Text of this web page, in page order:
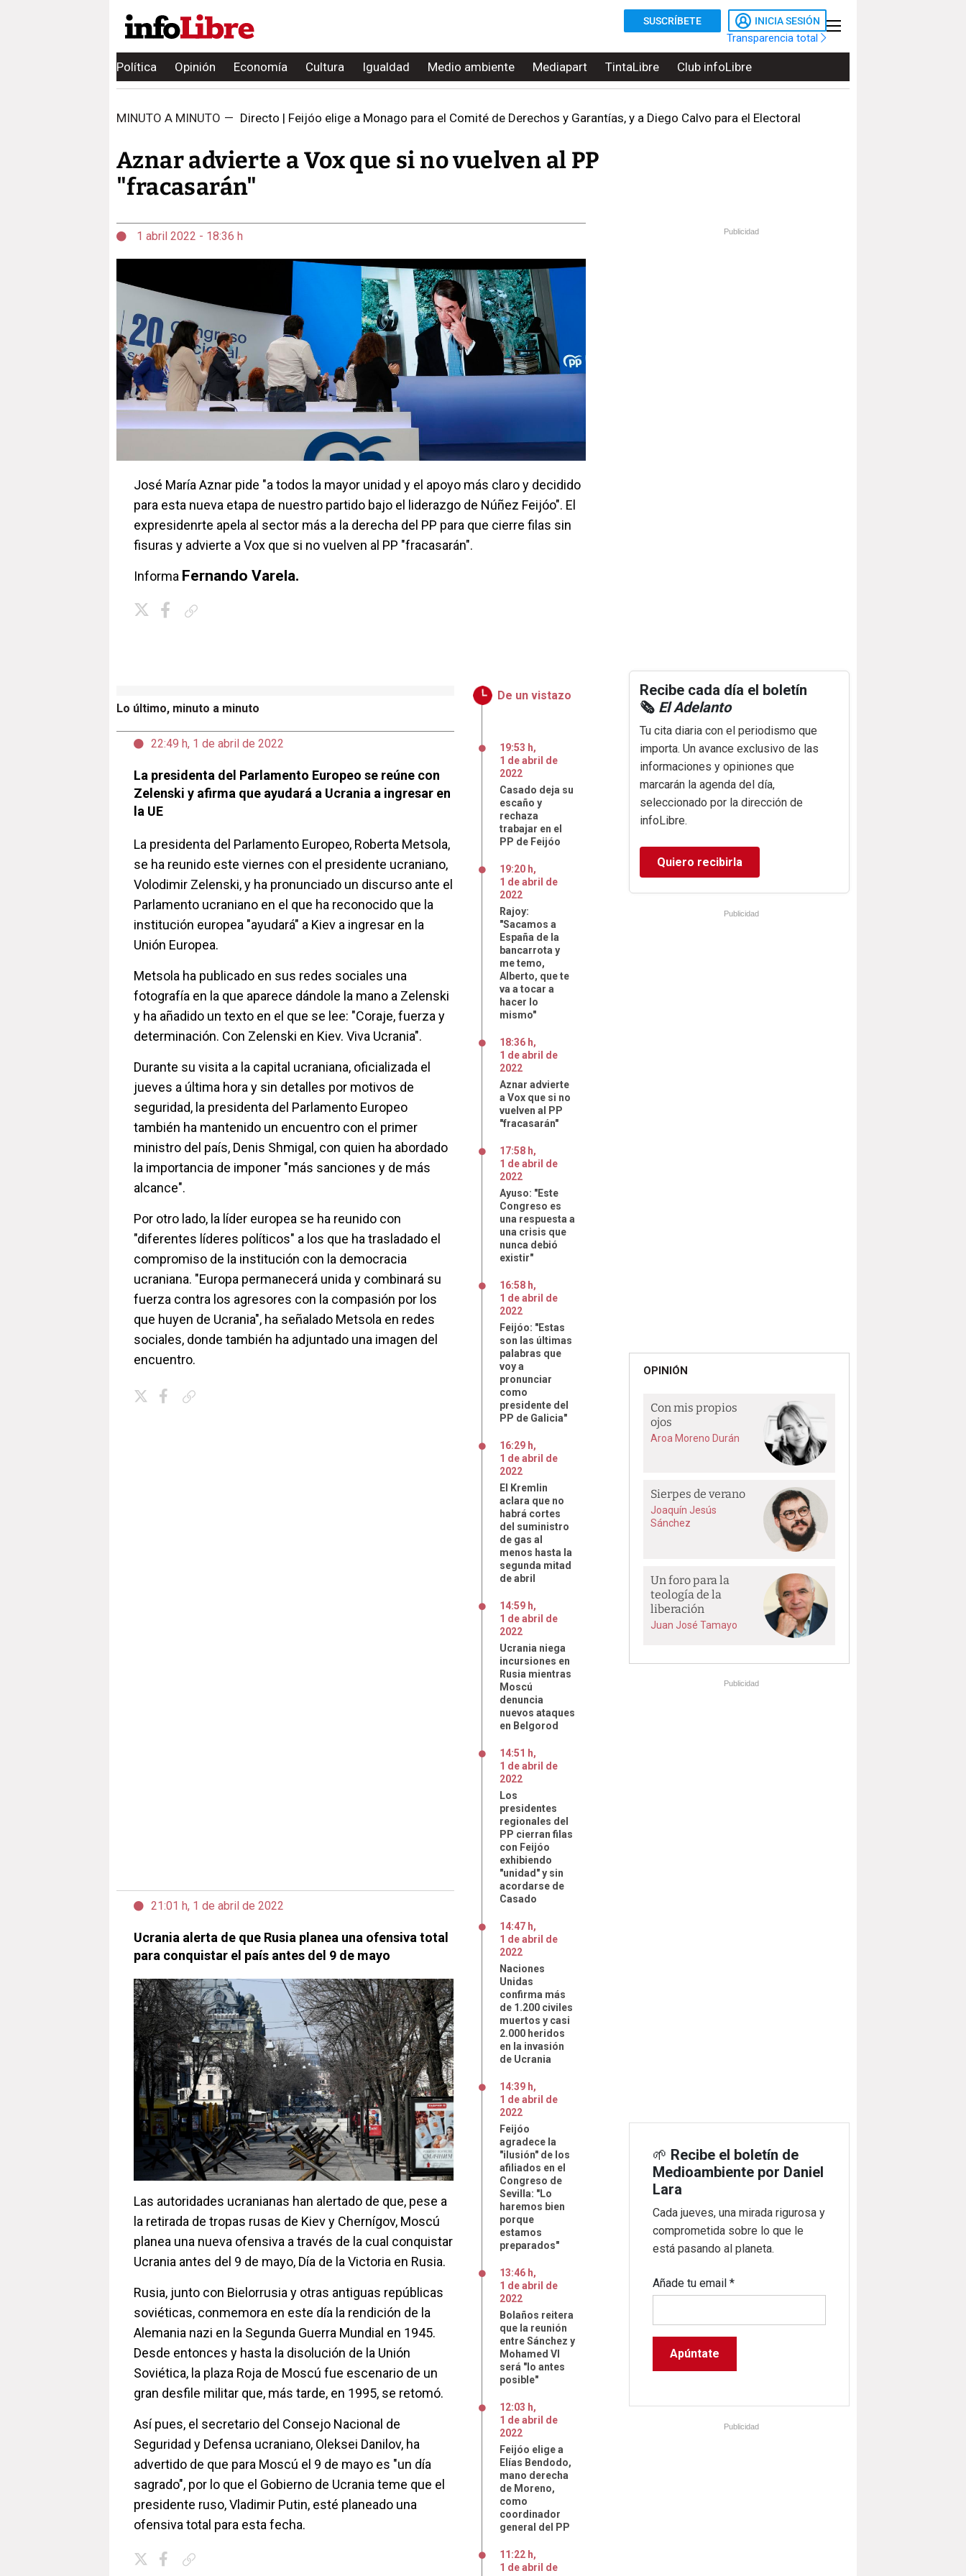
SUSCRÍBETE INICIA SESIÓN
Transparencia total
Política Opinión Economía Cultura Igualdad Medio ambiente Mediapart TintaLibre Club infoLibre
MINUTO A MINUTO — Directo | Feijóo elige a Monago para el Comité de Derechos y Garantías, y a Diego Calvo para el Electoral
Aznar advierte a Vox que si no vuelven al PP
"fracasarán"
1 abril 2022 - 18:36 h
José María Aznar pide "a todos la mayor unidad y el apoyo más claro y decidido
para esta nueva etapa de nuestro partido bajo el liderazgo de Núñez Feijóo". El
expresidenrte apela al sector más a la derecha del PP para que cierre filas sin
fisuras y advierte a Vox que si no vuelven al PP "fracasarán".
Informa Fernando Varela.
Lo último, minuto a minuto
22:49 h, 1 de abril de 2022
La presidenta del Parlamento Europeo se reúne con
Zelenski y afirma que ayudará a Ucrania a ingresar en
la UE
La presidenta del Parlamento Europeo, Roberta Metsola,
se ha reunido este viernes con el presidente ucraniano,
Volodimir Zelenski, y ha pronunciado un discurso ante el
Parlamento ucraniano en el que ha reconocido que la
institución europea "ayudará" a Kiev a ingresar en la
Unión Europea.
Metsola ha publicado en sus redes sociales una
fotografía en la que aparece dándole la mano a Zelenski
y ha añadido un texto en el que se lee: "Coraje, fuerza y
determinación. Con Zelenski en Kiev. Viva Ucrania".
Durante su visita a la capital ucraniana, oficializada el
jueves a última hora y sin detalles por motivos de
seguridad, la presidenta del Parlamento Europeo
también ha mantenido un encuentro con el primer
ministro del país, Denis Shmigal, con quien ha abordado
la importancia de imponer "más sanciones y de más
alcance".
Por otro lado, la líder europea se ha reunido con
"diferentes líderes políticos" a los que ha trasladado el
compromiso de la institución con la democracia
ucraniana. "Europa permanecerá unida y combinará su
fuerza contra los agresores con la compasión por los
que huyen de Ucrania", ha señalado Metsola en redes
sociales, donde también ha adjuntado una imagen del
encuentro.
21:01 h, 1 de abril de 2022
Ucrania alerta de que Rusia planea una ofensiva total
para conquistar el país antes del 9 de mayo
Las autoridades ucranianas han alertado de que, pese a
la retirada de tropas rusas de Kiev y Chernígov, Moscú
planea una nueva ofensiva a través de la cual conquistar
Ucrania antes del 9 de mayo, Día de la Victoria en Rusia.
Rusia, junto con Bielorrusia y otras antiguas repúblicas
soviéticas, conmemora en este día la rendición de la
Alemania nazi en la Segunda Guerra Mundial en 1945.
Desde entonces y hasta la disolución de la Unión
Soviética, la plaza Roja de Moscú fue escenario de un
gran desfile militar que, más tarde, en 1995, se retomó.
Así pues, el secretario del Consejo Nacional de
Seguridad y Defensa ucraniano, Oleksei Danilov, ha
advertido de que para Moscú el 9 de mayo es "un día
sagrado", por lo que el Gobierno de Ucrania teme que el
presidente ruso, Vladimir Putin, esté planeado una
ofensiva total para esta fecha.
De un vistazo
19:53 h,
1 deabril de
2022
Casado deja su
escaño y
rechaza
trabajar en el
PP de Feijóo
19:20 h,
1 deabril de
2022
Rajoy:
"Sacamos a
España de la
bancarrota y
me temo,
Alberto, que te
va a tocar a
hacer lo
mismo"
18:36 h,
1 deabril de
2022
Aznar advierte
a Vox que si no
vuelven al PP
"fracasarán"
17:58 h,
1 deabril de
2022
Ayuso: "Este
Congreso es
una respuesta a
una crisis que
nunca debió
existir"
16:58 h,
1 deabril de
2022
Feijóo: "Estas
son las últimas
palabras que
voy a
pronunciar
como
presidente del
PP de Galicia"
16:29 h,
1 deabril de
2022
El Kremlin
aclara que no
habrá cortes
del suministro
de gas al
menos hasta la
segunda mitad
de abril
14:59 h,
1 deabril de
2022
Ucrania niega
incursiones en
Rusia mientras
Moscú
denuncia
nuevos ataques
en Belgorod
14:51 h,
1 deabril de
2022
Los
presidentes
regionales del
PP cierran filas
con Feijóo
exhibiendo
"unidad" y sin
acordarse de
Casado
14:47 h,
1 deabril de
2022
Naciones
Unidas
confirma más
de 1.200 civiles
muertos y casi
2.000 heridos
en la invasión
de Ucrania
14:39 h,
1 deabril de
2022
Feijóo
agradece la
"ilusión" de los
afiliados en el
Congreso de
Sevilla: "Lo
haremos bien
porque
estamos
preparados"
13:46 h,
1 deabril de
2022
Bolaños reitera
que la reunión
entre Sánchez y
Mohamed VI
será "lo antes
posible"
12:03 h,
1 deabril de
2022
Feijóo elige a
Elías Bendodo,
mano derecha
de Moreno,
como
coordinador
general del PP
11:22 h,
1 deabril de
Publicidad
Recibe cada día el boletín
🗞️ El Adelanto
Tu cita diaria con el periodismo que
importa. Un avance exclusivo de las
informaciones y opiniones que
marcarán la agenda del día,
seleccionado por la dirección de
infoLibre.
Quiero recibirla
Publicidad
OPINIÓN
Con mis propios
ojos
Aroa Moreno Durán
Sierpes de verano
Joaquín Jesús
Sánchez
Un foro para la
teología de la
liberación
Juan José Tamayo
Publicidad
🌱 Recibe el boletín de
Medioambiente por Daniel
Lara
Cada jueves, una mirada rigurosa y
comprometida sobre lo que le
está pasando al planeta.
Añade tu email*
Publicidad